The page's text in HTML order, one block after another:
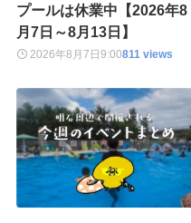
プールは休業中【2026年8
月7日～8月13日】
2026年8月7日 9:00811 views